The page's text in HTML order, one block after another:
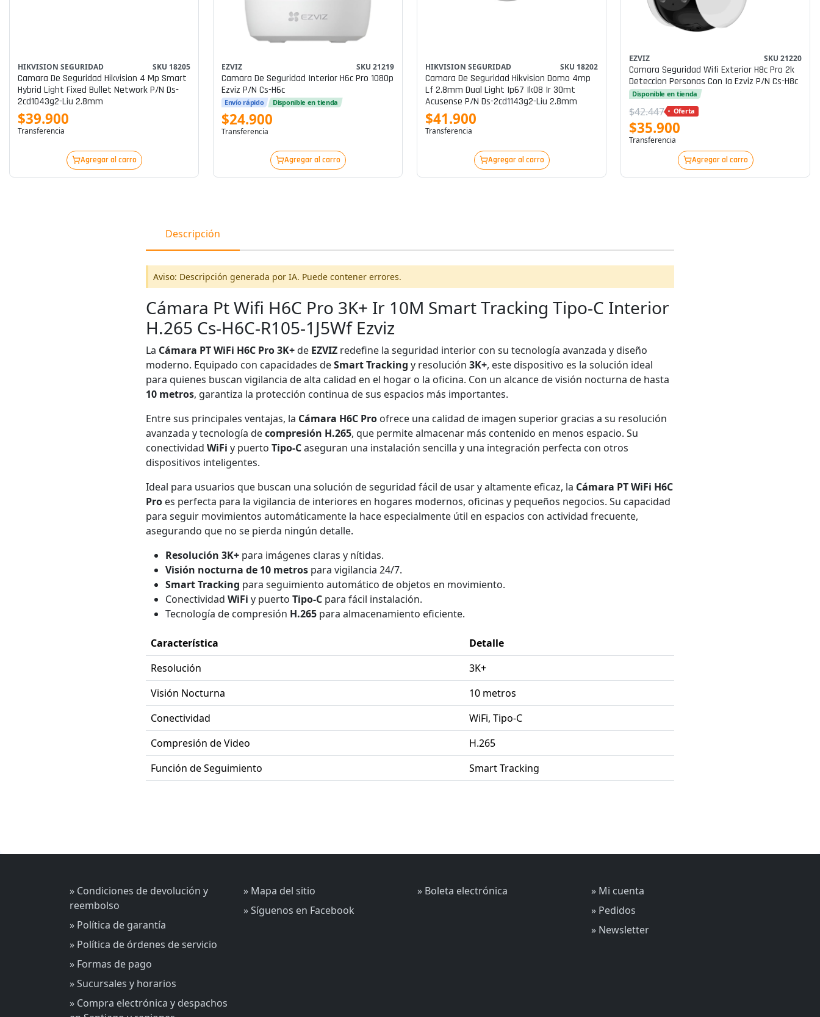
HIKVISION SEGURIDAD SKU 18205
Camara De Seguridad Hikvision 4 Mp Smart
Hybrid Light Fixed Bullet Network P/n Ds-
2cd1043g2-Liu 2.8mm
$39.900
Transferencia
Agregar al carro
EZVIZ SKU 21219
Camara De Seguridad Interior H6c Pro 1080p
Ezviz P/n Cs-H6c
Envío rápido Disponible en tienda
$24.900
Transferencia
Agregar al carro
HIKVISION SEGURIDAD SKU 18202
Camara De Seguridad Hikvision Domo 4mp
Lf 2.8mm Dual Light Ip67 Ik08 Ir 30mt
Acusense P/n Ds-2cd1143g2-Liu 2.8mm
$41.900
Transferencia
Agregar al carro
EZVIZ SKU 21220
Camara Seguridad Wifi Exterior H8c Pro 2k
Deteccion Personas Con Ia Ezviz P/n Cs-H8c
Disponible en tienda
$42.447 Oferta
$35.900
Transferencia
Agregar al carro
Descripción
Aviso: Descripción generada por IA. Puede contener errores.
Cámara Pt Wifi H6C Pro 3K+ Ir 10M Smart Tracking Tipo-C Interior
H.265 Cs-H6C-R105-1J5Wf Ezviz
La Cámara PT WiFi H6C Pro 3K+de EZVIZredefine la seguridad interior con su tecnología avanzada y diseño
moderno. Equipado con capacidades deSmart Tracking y resolución 3K+, este dispositivo es la solución ideal
para quienes buscan vigilancia de alta calidad en el hogar o la oficina. Con un alcance de visión nocturna de hasta
10 metros, garantiza la protección continua de sus espacios más importantes.
Entre sus principales ventajas, la Cámara H6C Proofrece una calidad de imagen superior gracias a su resolución
avanzada y tecnología decompresión H.265, que permite almacenar más contenido en menos espacio. Su
conectividad WiFi y puerto Tipo-Caseguran una instalación sencilla y una integración perfecta con otros
dispositivos inteligentes.
Ideal para usuarios que buscan una solución de seguridad fácil de usar y altamente eficaz, la Cámara PT WiFi H6C
Proes perfecta para la vigilancia de interiores en hogares modernos, oficinas y pequeños negocios. Su capacidad
para seguir movimientos automáticamente la hace especialmente útil en espacios con actividad frecuente,
asegurando que no se pierda ningún detalle.
Resolución 3K+para imágenes claras y nítidas.
Visión nocturna de 10 metrospara vigilancia 24/7.
Smart Tracking para seguimiento automático de objetos en movimiento.
Conectividad WiFi y puerto Tipo-Cpara fácil instalación.
Tecnología de compresión H.265para almacenamiento eficiente.
Característica
Detalle
Resolución
3K+
Visión Nocturna
10 metros
Conectividad
WiFi, Tipo-C
Compresión de Video
H.265
Función de Seguimiento
Smart Tracking
» Condiciones de devolución y
reembolso
» Política de garantía
» Política de órdenes de servicio
» Formas de pago
» Sucursales y horarios
» Compra electrónica y despachos
» Mapa del sitio
» Síguenos en Facebook
» Boleta electrónica
» Mi cuenta
» Pedidos
» Newsletter